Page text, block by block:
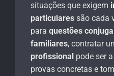
situações que exigem
particulares são cada
para questões
familiares, contratar
profissional pode ser
provas concretas e